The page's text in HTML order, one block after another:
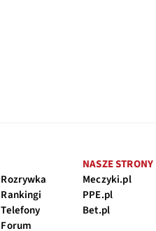
Rozrywka
Rankingi
Telefony
Forum
NASZE STRONY
Meczyki.pl
PPE.pl
Bet.pl